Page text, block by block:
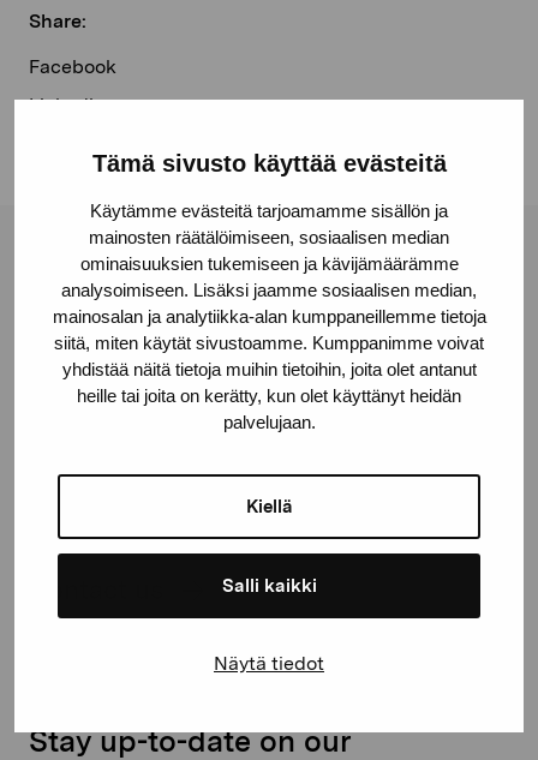
Tämä sivusto käyttää evästeitä
Käytämme evästeitä tarjoamamme sisällön ja
mainosten räätälöimiseen, sosiaalisen median
ominaisuuksien tukemiseen ja kävijämäärämme
analysoimiseen. Lisäksi jaamme sosiaalisen median,
mainosalan ja analytiikka-alan kumppaneillemme tietoja
siitä, miten käytät sivustoamme. Kumppanimme voivat
yhdistää näitä tietoja muihin tietoihin, joita olet antanut
heille tai joita on kerätty, kun olet käyttänyt heidän
palvelujaan.
Kiellä
Salli kaikki
Näytä tiedot
Share:
Facebook
Linkedin
Pro Artibus Foundation
Gustav Wasas gata 11
10600 Ekenäs
proartibus@proartibus.fi
Stay up-to-date on our